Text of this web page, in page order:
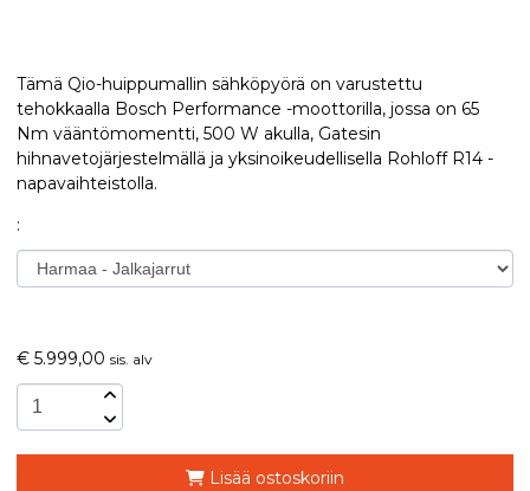
Tämä Qio-huippumallin sähköpyörä on varustettu
tehokkaalla Bosch Performance -moottorilla, jossa on 65
Nm vääntömomentti, 500 W akulla, Gatesin
hihnavetojärjestelmällä ja yksinoikeudellisella Rohloff R14 -
napavaihteistolla.
:
€ 5.999,00 sis. alv
Lisää ostoskoriin